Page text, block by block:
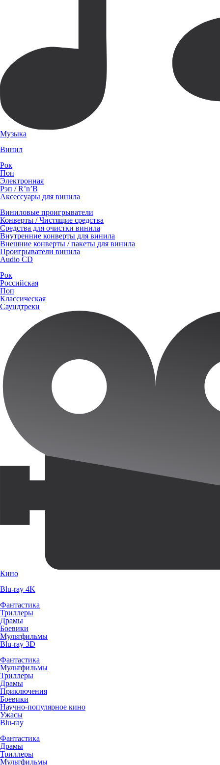
Музыка
Винил
Рок
Поп
Электронная
Рэп / R’n’B
Аксессуары для винила
Виниловые проигрыватели
Конверты / Чистящие средства
Средства для очистки винила
Внутренние конверты для винила
Внешние конверты / пакеты для винила
Проигрыватели винила
Audio CD
Рок
Российская
Поп
Классическая
Саундтреки
Кино
Blu-ray 4K
Фантастика
Триллеры
Драмы
Боевики
Мультфильмы
Blu-ray 3D
Фантастика
Мультфильмы
Триллеры
Драмы
Приключения
Боевики
Научно-популярное кино
Ужасы
Blu-ray
Фантастика
Драмы
Триллеры
Мультфильмы